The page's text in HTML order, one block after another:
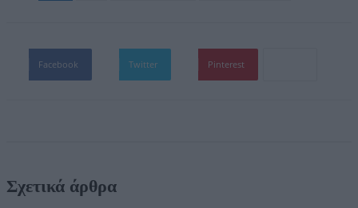
Facebook Twitter Pinterest
Σχετικά άρθρα